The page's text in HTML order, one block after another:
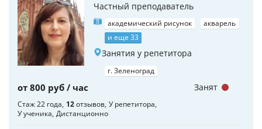
Частный преподаватель
академический рисунок
акварель
и еще 33
Занятия у репетитора
г. Зеленоград
от 800 руб / час
Стаж 22 года 12отзывов У репетитора
У ученика Дистанционно
Занят